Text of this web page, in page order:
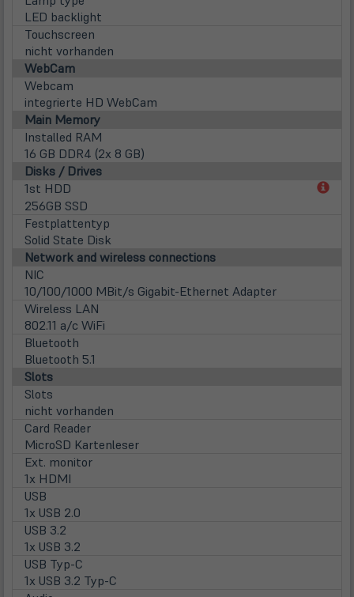
LED backlight
Touchscreen
nicht vorhanden
WebCam
Webcam
integrierte HD WebCam
Main Memory
Installed RAM
16 GB DDR4 (2x 8 GB)
Disks / Drives
1st HDD
256GB SSD
Festplattentyp
Solid State Disk
Network and wireless connections
NIC
10/100/1000 MBit/s Gigabit-Ethernet Adapter
Wireless LAN
802.11 a/c WiFi
Bluetooth
Bluetooth 5.1
Slots
Slots
nicht vorhanden
Card Reader
MicroSD Kartenleser
Ext. monitor
1x HDMI
USB
1x USB 2.0
USB 3.2
1x USB 3.2
USB Typ-C
1x USB 3.2 Typ-C